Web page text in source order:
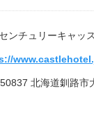
ンチュリーキャッ
北海道釧路市